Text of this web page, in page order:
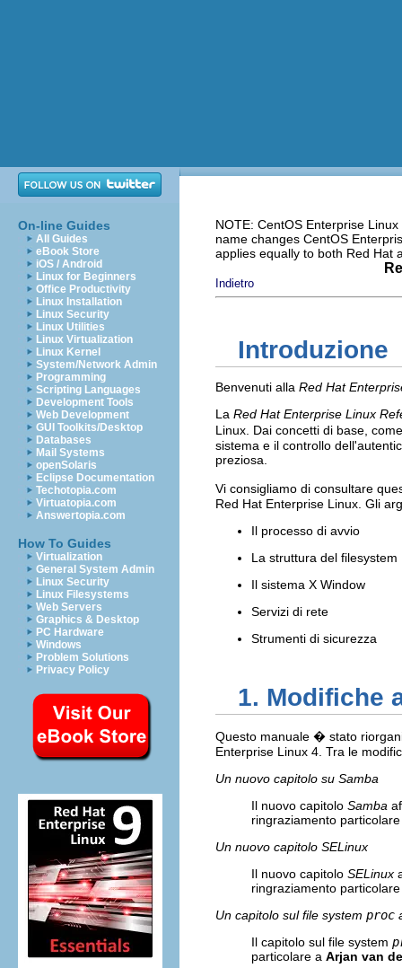
On-line Guides
All Guides
eBook Store
iOS / Android
Linux for Beginners
Office Productivity
Linux Installation
Linux Security
Linux Utilities
Linux Virtualization
Linux Kernel
System/Network Admin
Programming
Scripting Languages
Development Tools
Web Development
GUI Toolkits/Desktop
Databases
Mail Systems
openSolaris
Eclipse Documentation
Techotopia.com
Virtuatopia.com
Answertopia.com
How To Guides
Virtualization
General System Admin
Linux Security
Linux Filesystems
Web Servers
Graphics & Desktop
PC Hardware
Windows
Problem Solutions
Privacy Policy
NOTE: CentOS Enterprise
name changes CentOS
applies equally to both Red Hat
Indietro
Introduzione
Benvenuti alla Red Hat
La Red Hat Enterprise Linux
Linux. Dai concetti di base,
sistema e il controllo
preziosa.
Vi consigliamo di consultare
Red Hat Enterprise Linux. Gli
Il processo di avvio
La struttura del filesystem
Il sistema X Window
Servizi di rete
Strumenti di sicurezza
1. Modifiche
Questo manuale � stato
Enterprise Linux 4. Tra le
Un nuovo capitolo su Samba
Il nuovo capitolo Samba
ringraziamento
Un nuovo capitolo SELinux
Il nuovo capitolo SELinux
ringraziamento
Un capitolo sul file system proc
Il capitolo sul file system
particolare a Arjan van